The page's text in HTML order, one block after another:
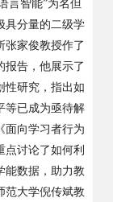
言智能”为名但
具分量的二级学
张家俊教授作了
报告，他展示了
性研究，指出如
等已成为亟待解
面向学习者行为
讨论了如何利
能数据，助力教
范大学倪传斌教